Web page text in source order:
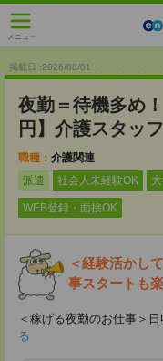
メニュー
掲載日 :2026/08/01
夜勤＝待機多め
円】介護スタッ
職種： 介護関連
派遣
社会人未経験OK
WEB登録・面接OK
＜経験活かし
事スタートも
＜稼げる夜勤のお仕事＞
る